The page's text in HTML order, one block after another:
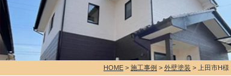
HOME > 施工事例 > 外壁塗装 > 上田市H